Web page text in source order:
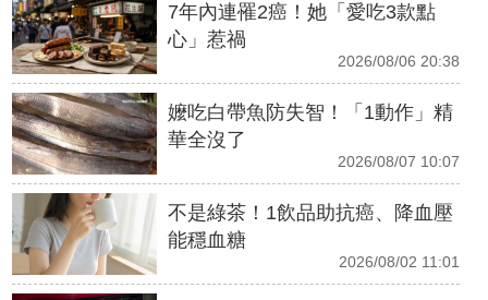
7年內連罹2癌！她「愛吃3款點
心」惹禍
2026/08/06 20:38
嬤吃白帶魚防失智！「1動作」精
華全沒了
2026/08/07 10:07
不是綠茶！1飲品助抗癌、降血壓
能穩血糖
2026/08/02 11:01